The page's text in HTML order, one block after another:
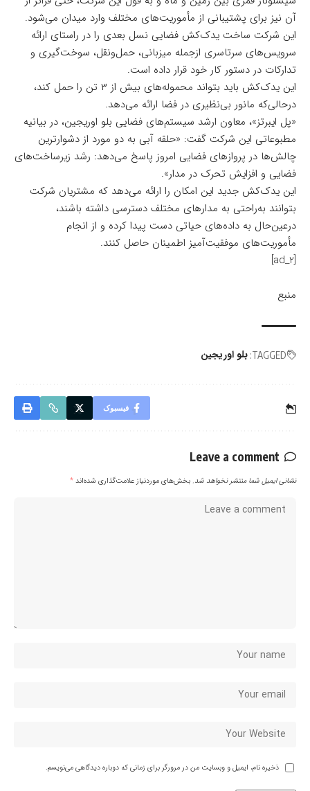
آن نیز برای پشتیبانی از مأموریت‌های مختلف وارد میدان می‌شود.
این شرکت ساخت یدک‌کش فضایی نسل بعدی را در راستای ارائه
سرویس‌های سرتاسری ازجمله میزبانی، حمل‌ونقل، سوخت‌گیری و
تدارکات در دستور کار خود قرار داده است.
این یدک‌کش باید بتواند محموله‌های بیش از ۳ تن را حمل کند،
درحالی‌که مانور بی‌نظیری در فضا ارائه می‌دهد.
«پل ایبرتز»، معاون ارشد سیستم‌های فضایی بلو اوریجین، در بیانیه
مطبوعاتی این شرکت گفت: «حلقه آبی به دو مورد از دشوارترین
چالش‌ها در پروازهای فضایی امروز پاسخ می‌دهد: رشد زیرساخت‌های
فضایی و افزایش تحرک در مدار».
این یدک‌کش جدید این امکان را ارائه می‌دهد که مشتریان شرکت
بتوانند به‌راحتی به مدارهای مختلف دسترسی داشته باشند،
درعین‌حال به داده‌های حیاتی دست پیدا کرده و از انجام
مأموریت‌های موفقیت‌آمیز اطمینان حاصل کنند.
[ad_2]
منبع
TAGGED: بلو اوریجین
فیسبوک
Leave a comment
نشانی ایمیل شما منتشر نخواهد شد. بخش‌های موردنیاز علامت‌گذاری شده‌اند*
ذخیره نام، ایمیل و وبسایت من در مرورگر برای زمانی که دوباره دیدگاهی می‌نویسم.